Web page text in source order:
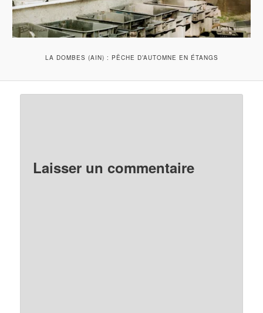
LA DOMBES (AIN) : PÊCHE D’AUTOMNE EN ÉTANGS
Laisser un commentaire